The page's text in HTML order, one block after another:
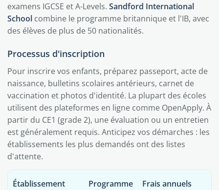
examens IGCSE et A-Levels. Sandford International
School combine le programme britannique et l'IB, avec
des élèves de plus de 50 nationalités.
Processus d'inscription
Pour inscrire vos enfants, préparez passeport, acte de
naissance, bulletins scolaires antérieurs, carnet de
vaccination et photos d'identité. La plupart des écoles
utilisent des plateformes en ligne comme OpenApply. À
partir du CE1 (grade 2), une évaluation ou un entretien
est généralement requis. Anticipez vos démarches : les
établissements les plus demandés ont des listes
d'attente.
Établissement Programme
Frais annuels